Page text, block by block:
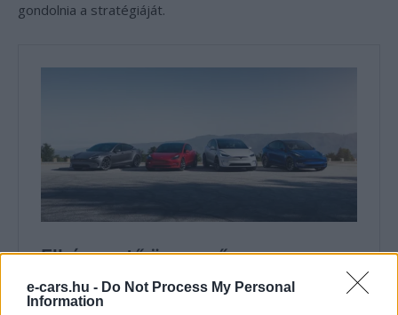
e-cars.hu - Do Not Process My Personal
Information
gondolnia a stratégiáját.